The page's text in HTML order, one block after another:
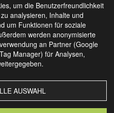
GRANSEE
um die Benutzerfreundlichkeit
analysieren, Inhalte und
um Funktionen für soziale
werden anonymisierte
an Partner (Google
Manager) für Analysen,
AUSWAHL